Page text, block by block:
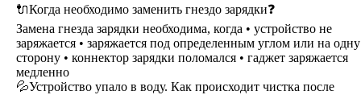
🔌Когда необходимо заменить гнездо зарядки❓
Замена гнезда зарядки необходима, когда • устройство не
заряжается • заряжается под определенным углом или на одну
сторону • коннектор зарядки поломался • гаджет заряжается
медленно
💦Устройство упало в воду. Как происходит чистка после